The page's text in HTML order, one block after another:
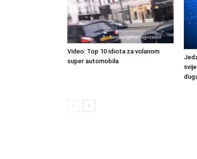
Video: Top 10 idiota za volanom
super automobila